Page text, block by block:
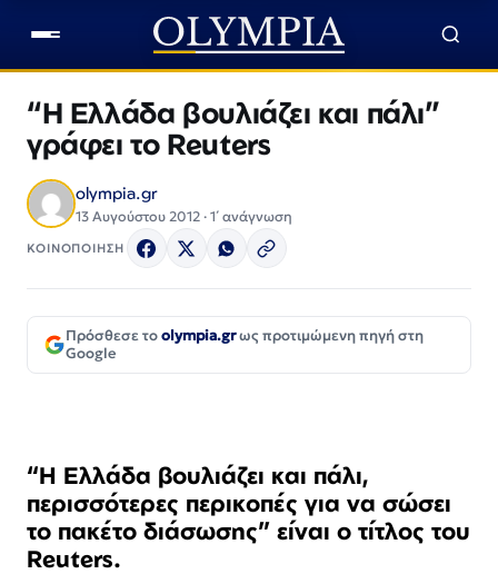
“Η Ελλάδα βουλιάζει και πάλι”
γράφει το Reuters
olympia.gr
13 Αυγούστου 2012 · 1΄ ανάγνωση
ΚΟΙΝΟΠΟΙΗΣΗ
Πρόσθεσε τοolympia.grως προτιμώμενη πηγή στη
Google
“Η Ελλάδα βουλιάζει και πάλι,
περισσότερες περικοπές για να σώσει
το πακέτο διάσωσης” είναι ο τίτλος του
Reuters.